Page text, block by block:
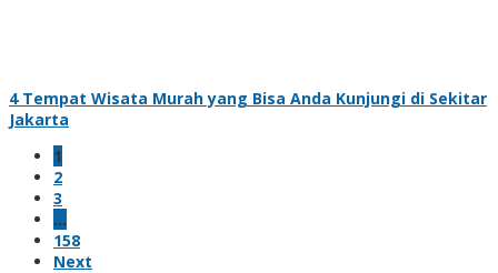
4 Tempat Wisata Murah yang Bisa Anda Kunjungi di Sekitar
Jakarta
1
2
3
…
158
Next